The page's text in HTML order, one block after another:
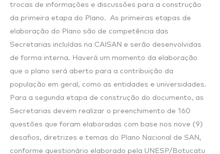
trocas de informações e discussões para a construção
da primeira etapa do Plano. As primeiras etapas de
elaboração do Plano são de competência das
Secretarias incluídas na CAISAN e serão desenvolvidas
de forma interna. Haverá um momento da elaboração
que o plano será aberto para a contribuição da
população em geral, como as entidades e universidades.
Para a segunda etapa de construção do documento, as
Secretarias devem realizar o preenchimento de 160
questões que foram elaboradas com base nos nove (9)
desafios, diretrizes e temas do Plano Nacional de SAN,
conforme questionário elaborado pela UNESP/Botucatu